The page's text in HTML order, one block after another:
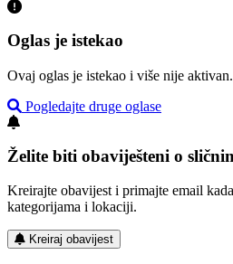
Oglas je istekao
Ovaj oglas je istekao i više nije aktivan.
Pogledajte druge oglase
Želite biti obaviješteni o
Kreirajte obavijest i primajte email
kategorijama i lokaciji.
Kreiraj obavijest